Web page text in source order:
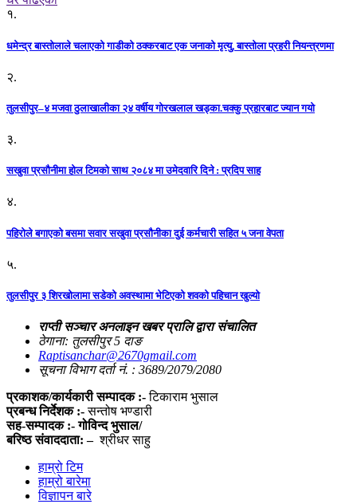
१.
धमेन्द्र बास्तोलाले चलाएको गाडीको ठक्करबाट एक जनाको मृत्यु, बास्तोला प्रहरी नियन्त्रणमा
२.
तुलसीपुर–४ मजवा ठुलाखालीका २४ वर्षीय गोरखलाल खड्का.चक्कु प्रहारबाट ज्यान गयो
३.
सखुवा प्रसौनीमा होल टिमको साथ २०८४ मा उमेदवारि दिने : प्रदिप साह
४.
पहिराेले बगाएकाे बसमा सवार सखुवा प्रसाैनीका दुई कर्मचारी सहित ५ जना वेपता
५.
तुलसीपुर ३ शिरखोलामा सडेको अवस्थामा भेटिएको शवको पहिचान खुल्यो
राप्ती सञ्चार अनलाइन खबर प्रालि द्वारा संचालित
ठेगाना: तुलसीपुर 5 दाङ
Raptisanchar@2670gmail.com
सूचना विभाग दर्ता नं. : 3689/2079/2080
प्रकाशक/कार्यकारी सम्पादक :-टिकाराम भुसाल
प्रबन्ध निर्देशक :-सन्तोष भण्डारी
सह-सम्पादक :- गोविन्द भुसाल/
बरिष्ठ संवाददाता: – श्रीधर साहु
हाम्रो टिम
हाम्रो बारेमा
विज्ञापन बारे